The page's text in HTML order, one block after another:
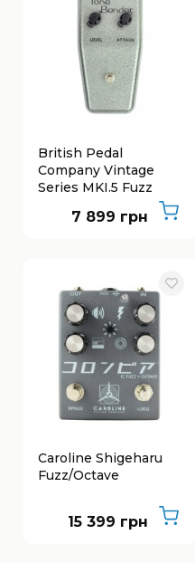
British Pedal
Company Vintage
Series MKI.5 Fuzz
7 899 грн
Caroline Shigeharu
Fuzz/Octave
15 399 грн